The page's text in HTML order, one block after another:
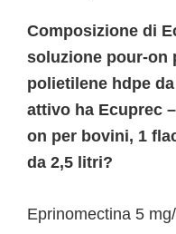
Composizione di
soluzione pour-on
polietilene hdpe
attivo ha Ecuprec
on per bovini, 1
da 2,5 litri?
Eprinomectina 5